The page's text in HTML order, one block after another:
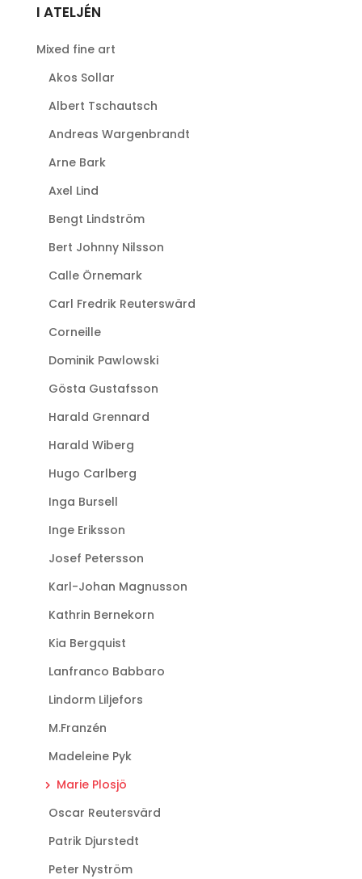
I ATELJÉN
Mixed fine art
Akos Sollar
Albert Tschautsch
Andreas Wargenbrandt
Arne Bark
Axel Lind
Bengt Lindström
Bert Johnny Nilsson
Calle Örnemark
Carl Fredrik Reuterswärd
Corneille
Dominik Pawlowski
Gösta Gustafsson
Harald Grennard
Harald Wiberg
Hugo Carlberg
Inga Bursell
Inge Eriksson
Josef Petersson
Karl-Johan Magnusson
Kathrin Bernekorn
Kia Bergquist
Lanfranco Babbaro
Lindorm Liljefors
M.Franzén
Madeleine Pyk
Marie Plosjö
Oscar Reutersvärd
Patrik Djurstedt
Peter Nyström